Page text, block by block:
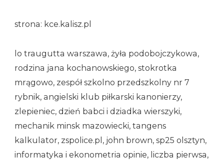
strona: kce.kalisz.pl
lo traugutta warszawa, żyła podobojczykowa,
rodzina jana kochanowskiego, stokrotka
mrągowo, zespół szkolno przedszkolny nr 7
rybnik, angielski klub piłkarski kanonierzy,
zlepieniec, dzień babci i dziadka wierszyki,
mechanik minsk mazowiecki, tangens
kalkulator, zspolice.pl, john brown, sp25 olsztyn,
informatyka i ekonometria opinie, liczba pierwsa,